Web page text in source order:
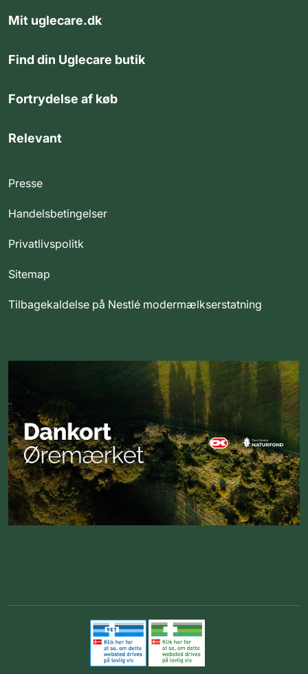
Mit uglecare.dk
Find din Uglecare butik
Fortrydelse af køb
Relevant
Presse
Handelsbetingelser
Privatlivspolitk
Sitemap
Tilbagekaldelse på Nestlé modermælkserstatning